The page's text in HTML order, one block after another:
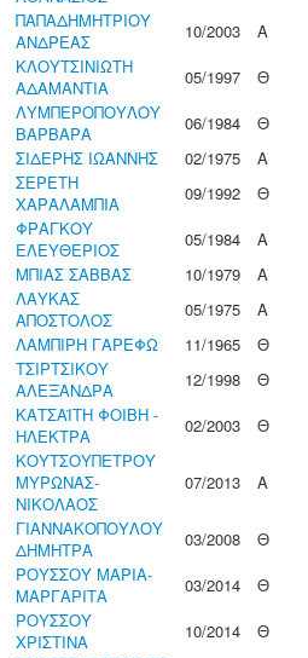
ΠΑΠΑΔΗΜΗΤΡΙΟΥ
ΑΝΔΡΕΑΣ
10/2003
Α
ΚΛΟΥΤΣΙΝΙΩΤΗ
ΑΔΑΜΑΝΤΙΑ
05/1997
Θ
ΛΥΜΠΕΡΟΠΟΥΛΟΥ
ΒΑΡΒΑΡΑ
06/1984
Θ
ΣΙΔΕΡΗΣ ΙΩΑΝΝΗΣ 02/1975
Α
ΣΕΡΕΤΗ
ΧΑΡΑΛΑΜΠΙΑ
09/1992
Θ
ΦΡΑΓΚΟΥ
ΕΛΕΥΘΕΡΙΟΣ
05/1984
Α
ΜΠΙΑΣ ΣΑΒΒΑΣ 10/1979
Α
ΛΑΥΚΑΣ
ΑΠΟΣΤΟΛΟΣ
05/1975
Α
ΛΑΜΠΙΡΗ ΓΑΡΕΦΩ 11/1965
Θ
ΤΣΙΡΤΣΙΚΟΥ
ΑΛΕΞΑΝΔΡΑ
12/1998
Θ
ΚΑΤΣΑΪΤΗ ΦΟΙΒΗ -
ΗΛΕΚΤΡΑ
02/2003 Θ
ΚΟΥΤΣΟΥΠΕΤΡΟΥ
ΜΥΡΩΝΑΣ-
ΝΙΚΟΛΑΟΣ
07/2013 Α
ΓΙΑΝΝΑΚΟΠΟΥΛΟΥ
ΔΗΜΗΤΡΑ
03/2008
Θ
ΡΟΥΣΣΟΥ ΜΑΡΙΑ-
ΜΑΡΓΑΡΙΤΑ
03/2014
Θ
ΡΟΥΣΣΟΥ
ΧΡΙΣΤΙΝΑ
10/2014
Θ